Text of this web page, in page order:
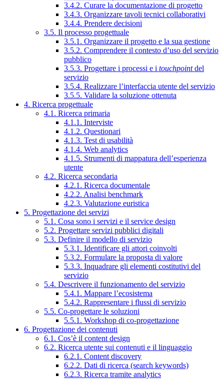
3.4.2. Curare la documentazione di progetto
3.4.3. Organizzare tavoli tecnici collaborativi
3.4.4. Prendere decisioni
3.5. Il processo progettuale
3.5.1. Organizzare il progetto e la sua gestione
3.5.2. Comprendere il contesto d’uso del servizio
pubblico
3.5.3. Progettare i processi e i touchpointdel
servizio
3.5.4. Realizzare l’interfaccia utente del servizio
3.5.5. Validare la soluzione ottenuta
4. Ricerca progettuale
4.1. Ricerca primaria
4.1.1. Interviste
4.1.2. Questionari
4.1.3. Test di usabilità
4.1.4. Web analytics
4.1.5. Strumenti di mappatura dell’esperienza
utente
4.2. Ricerca secondaria
4.2.1. Ricerca documentale
4.2.2. Analisi benchmark
4.2.3. Valutazione euristica
5. Progettazione dei servizi
5.1. Cosa sono i servizi e il service design
5.2. Progettare servizi pubblici digitali
5.3. Definire il modello di servizio
5.3.1. Identificare gli attori coinvolti
5.3.2. Formulare la proposta di valore
5.3.3. Inquadrare gli elementi costitutivi del
servizio
5.4. Descrivere il funzionamento del servizio
5.4.1. Mappare l’ecosistema
5.4.2. Rappresentare i flussi di servizio
5.5. Co-progettare le soluzioni
5.5.1. Workshop di co-progettazione
6. Progettazione dei contenuti
6.1. Cos’è il content design
6.2. Ricerca utente sui contenuti e il linguaggio
6.2.1. Content discovery
6.2.2. Dati di ricerca (search keywords)
6.2.3. Ricerca tramite analytics